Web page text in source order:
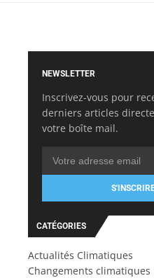
NEWSLETTER
Inscrivez-vous pour
derniers articles
votre boîte mail.
CATÉGORIES
Actualités Climatiques
Changements climatiques